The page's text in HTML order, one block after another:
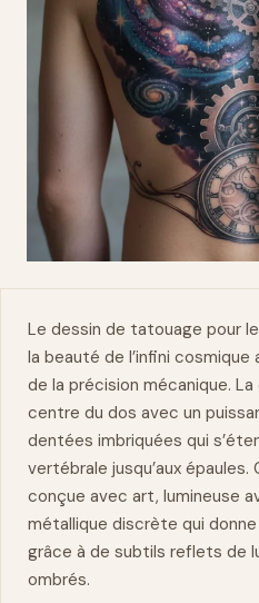
Le dessin de tatouage pour
la beauté de l’infini
de la précision mécanique.
centre du dos avec un
dentées imbriquées qui
vertébrale jusqu’aux
conçue avec art, lumineuse
métallique discrète qui donne
grâce à de subtils reflets de
ombrés.